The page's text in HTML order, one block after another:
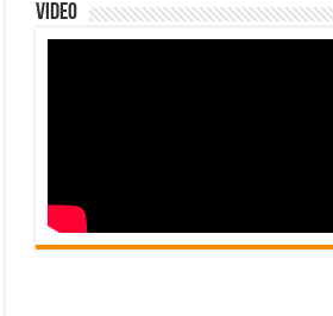
Video